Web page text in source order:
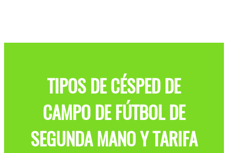
TIPOS DE CÉSPED DE
CAMPO DE FÚTBOL DE
SEGUNDA MANO Y TARIFA